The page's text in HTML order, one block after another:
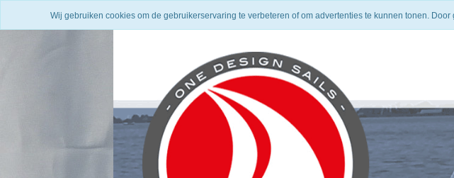
HOMEPAGE
Wij gebruiken cookies om de gebruikerservaring te verbeteren of om advertenties te kunnen tonen.